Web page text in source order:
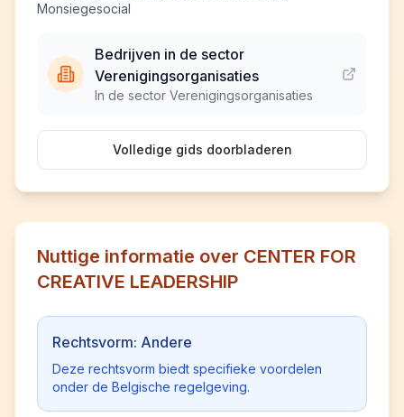
Monsiegesocial
Bedrijven in de sector
Verenigingsorganisaties
In de sector Verenigingsorganisaties
Volledige gids doorbladeren
Nuttige informatie over CENTER FOR
CREATIVE LEADERSHIP
Rechtsvorm: Andere
Deze rechtsvorm biedt specifieke voordelen
onder de Belgische regelgeving.